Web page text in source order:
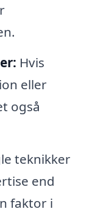
Hvis
eller
også
teknikker
end
faktor i